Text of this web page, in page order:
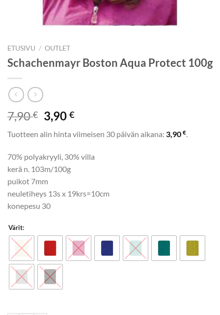
ETUSIVU / OUTLET
Schachenmayr Boston Aqua Protect 100g
7,90€ Alkuperäinen
hinta
oli:
7,90 €.
3,90€Nykyinen
on:
3,90 €.
Tuotteen alin hinta viimeisen 30 päivän aikana: 3,90 €.
70% polyakryyli, 30% villa
kerä n. 103m/100g
puikot 7mm
neuletiheys 13s x 19krs=10cm
konepesu 30
Värit: